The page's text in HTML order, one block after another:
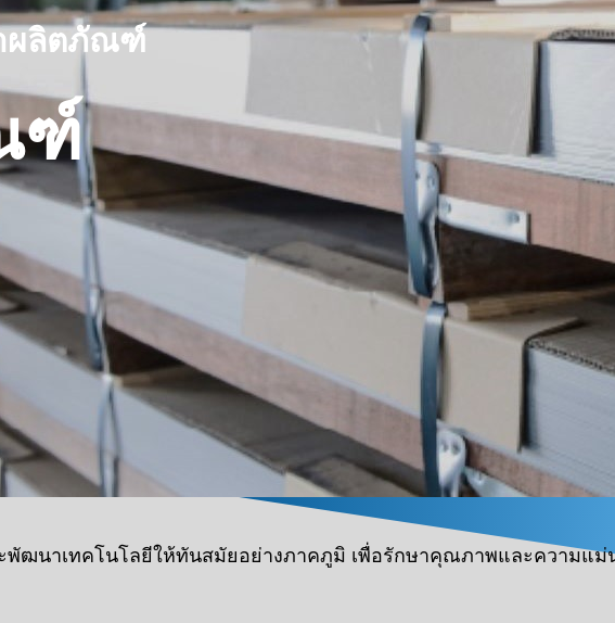
ผลิตภัณฑ์
ฑ์
ฒนาเทคโนโลยีให้ทันสมัยอย่างภาคภูมิ เพื่อรักษาคุณภาพและความแม่